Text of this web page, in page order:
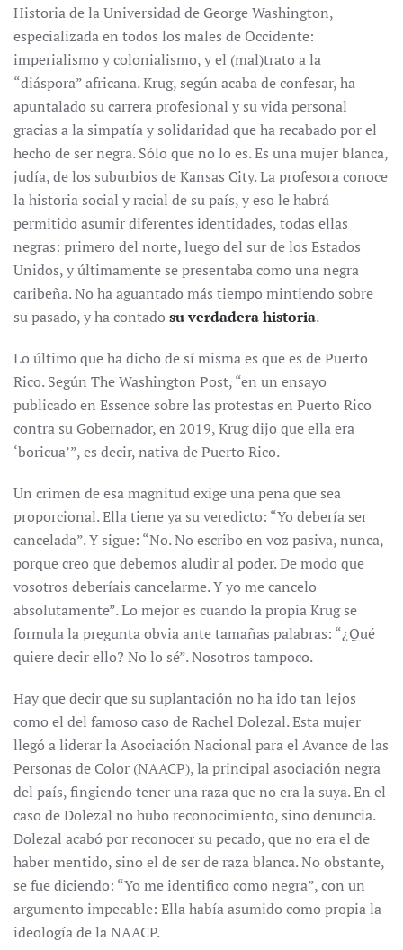
Historia de la Universidad de George Washington,
especializada en todos los males de Occidente:
imperialismo y colonialismo, y el (mal)trato a la
“diáspora” africana. Krug, según acaba de confesar, ha
apuntalado su carrera profesional y su vida personal
gracias a la simpatía y solidaridad que ha recabado por el
hecho de ser negra. Sólo que no lo es. Es una mujer blanca,
judía, de los suburbios de Kansas City. La profesora conoce
la historia social y racial de su país, y eso le habrá
permitido asumir diferentes identidades, todas ellas
negras: primero del norte, luego del sur de los Estados
Unidos, y últimamente se presentaba como una negra
caribeña. No ha aguantado más tiempo mintiendo sobre
su pasado, y ha contado su verdadera historia.
Lo último que ha dicho de sí misma es que es de Puerto
Rico. Según The Washington Post, “en un ensayo
publicado en Essence sobre las protestas en Puerto Rico
contra su Gobernador, en 2019, Krug dijo que ella era
‘boricua’”, es decir, nativa de Puerto Rico.
Un crimen de esa magnitud exige una pena que sea
proporcional. Ella tiene ya su veredicto: “Yo debería ser
cancelada”. Y sigue: “No. No escribo en voz pasiva, nunca,
porque creo que debemos aludir al poder. De modo que
vosotros deberíais cancelarme. Y yo me cancelo
absolutamente”. Lo mejor es cuando la propia Krug se
formula la pregunta obvia ante tamañas palabras: “¿Qué
quiere decir ello? No lo sé”. Nosotros tampoco.
Hay que decir que su suplantación no ha ido tan lejos
como el del famoso caso de Rachel Dolezal. Esta mujer
llegó a liderar la Asociación Nacional para el Avance de las
Personas de Color (NAACP), la principal asociación negra
del país, fingiendo tener una raza que no era la suya. En el
caso de Dolezal no hubo reconocimiento, sino denuncia.
Dolezal acabó por reconocer su pecado, que no era el de
haber mentido, sino el de ser de raza blanca. No obstante,
se fue diciendo: “Yo me identifico como negra”, con un
argumento impecable: Ella había asumido como propia la
ideología de la NAACP.